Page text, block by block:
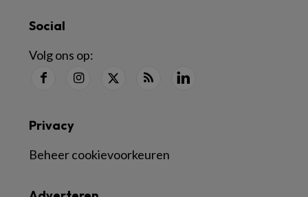
Social
Volg ons op:
Privacy
Beheer cookievoorkeuren